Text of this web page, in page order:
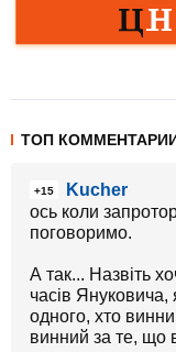
ТОП
+15
Kucher
ось коли
поговоримо.
А так... Назвіть
часів
одного, хто
винний за те, що